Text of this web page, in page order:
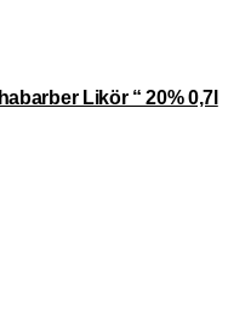
Likör “ 20% 0,7l